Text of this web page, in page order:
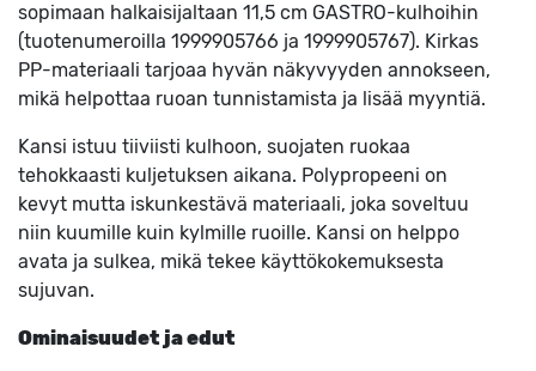
sopimaan halkaisijaltaan 11,5 cm GASTRO-kulhoihin
(tuotenumeroilla 1999905766 ja 1999905767). Kirkas
PP-materiaali tarjoaa hyvän näkyvyyden annokseen,
mikä helpottaa ruoan tunnistamista ja lisää myyntiä.
Kansi istuu tiiviisti kulhoon, suojaten ruokaa
tehokkaasti kuljetuksen aikana. Polypropeeni on
kevyt mutta iskunkestävä materiaali, joka soveltuu
niin kuumille kuin kylmille ruoille. Kansi on helppo
avata ja sulkea, mikä tekee käyttökokemuksesta
sujuvan.
Ominaisuudet ja edut